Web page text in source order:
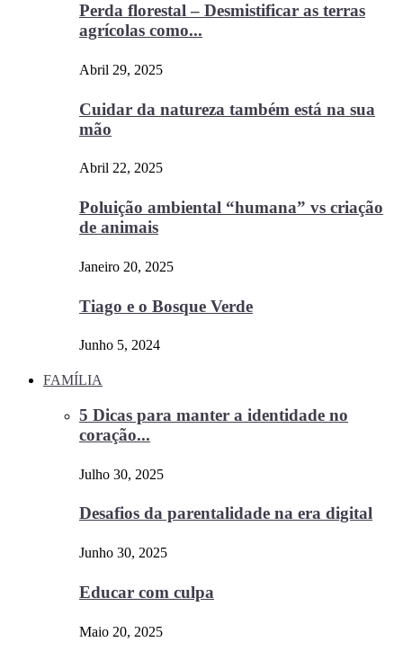
Perda florestal – Desmistificar as terras
agrícolas como...
Abril 29, 2025
Cuidar da natureza também está na sua
mão
Abril 22, 2025
Poluição ambiental “humana” vs criação
de animais
Janeiro 20, 2025
Tiago e o Bosque Verde
Junho 5, 2024
FAMÍLIA
5 Dicas para manter a identidade no
coração...
Julho 30, 2025
Desafios da parentalidade na era digital
Junho 30, 2025
Educar com culpa
Maio 20, 2025